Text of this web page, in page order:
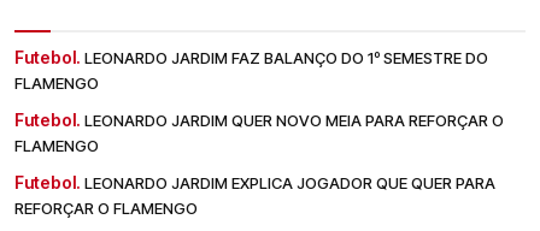
Futebol. LEONARDO JARDIM FAZ BALANÇO DO 1º SEMESTRE DO
FLAMENGO
Futebol. LEONARDO JARDIM QUER NOVO MEIA PARA REFORÇAR O
FLAMENGO
Futebol. LEONARDO JARDIM EXPLICA JOGADOR QUE QUER PARA
REFORÇAR O FLAMENGO